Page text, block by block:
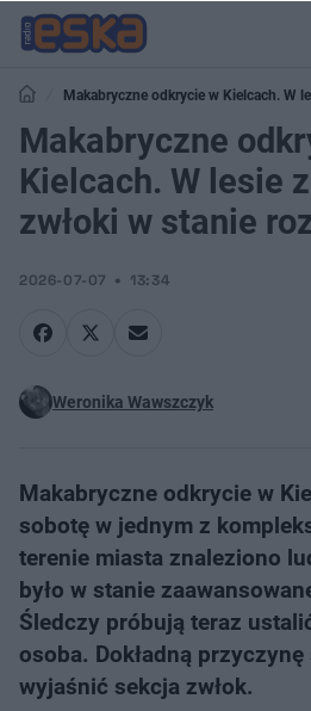
Makabryczne odkrycie w Kielcach. W
rozkładu
Makabryczne
Kielcach. W lesie
zwłoki w stanie
2026-07-07 13:34
Weronika Wawszczyk
Makabryczne odkrycie w
sobotę w jednym z
terenie miasta znaleziono
było w stanie
Śledczy próbują teraz
osoba. Dokładną
wyjaśnić sekcja zwłok.